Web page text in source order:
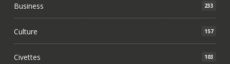
Business 233
Culture 157
Civettes 103